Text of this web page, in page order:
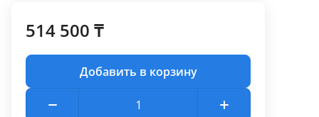
514 500 ₸
Добавить в корзину